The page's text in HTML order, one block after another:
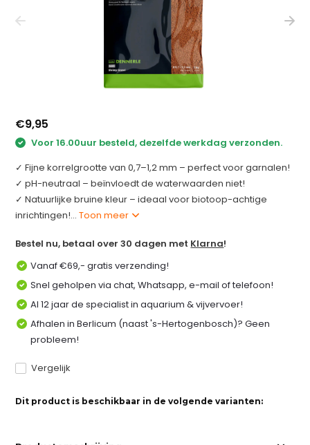
€9,95
Voor 16.00uur besteld, dezelfde werkdag verzonden.
✓ Fijne korrelgrootte van 0,7–1,2 mm – perfect voor garnalen!
✓ pH-neutraal – beïnvloedt de waterwaarden niet!
✓ Natuurlijke bruine kleur – ideaal voor biotoop-achtige
inrichtingen!...Toon meer
Bestel nu, betaal over 30 dagen met Klarna!
Vanaf €69,- gratis verzending!
Snel geholpen via chat, Whatsapp, e-mail of telefoon!
Al 12 jaar de specialist in aquarium & vijvervoer!
Afhalen in Berlicum (naast 's-Hertogenbosch)? Geen
probleem!
Vergelijk
Dit product is beschikbaar in de volgende varianten: